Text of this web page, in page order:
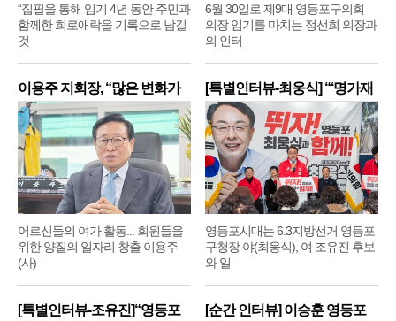
“집필을 통해 임기 4년 동안 주민과
함께한 희로애락을 기록으로 남길
것
6월 30일로 제9대 영등포구의회
의장 임기를 마치는 정선희 의장과
의 인터
이용주 지회장, “많은 변화가
어르신들의 여가 활동... 회원들을
위한 양질의 일자리 창출 이용주
(사)
[특별인터뷰-최웅식] “‘명가재
영등포시대는 6.3지방선거 영등포
구청장 야(최웅식), 여 조유진 후보
와 일
[특별인터뷰-조유진]“영등포
[순간 인터뷰] 이승훈 영등포